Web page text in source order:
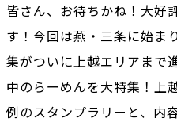
皆さん、お待ちかね！大好
す！今回は燕・三条に始ま
集がついに上越エリアまで
中のらーめんを大特集！上
例のスタンプラリーと、内